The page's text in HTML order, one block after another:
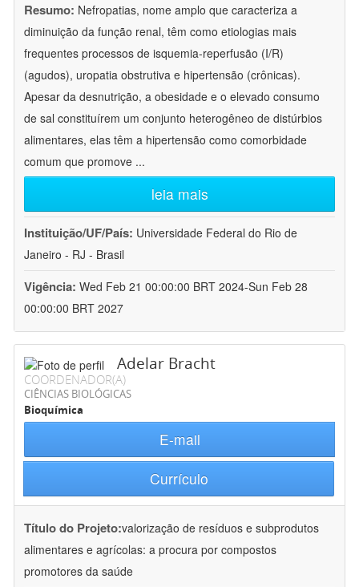
Resumo: Nefropatias, nome amplo que caracteriza a
diminuição da função renal, têm como etiologias mais
frequentes processos de isquemia-reperfusão (I/R)
(agudos), uropatia obstrutiva e hipertensão (crônicas).
Apesar da desnutrição, a obesidade e o elevado consumo
de sal constituírem um conjunto heterogêneo de distúrbios
alimentares, elas têm a hipertensão como comorbidade
comum que promove ...
leia mais
Instituição/UF/País: Universidade Federal do Rio de
Janeiro - RJ - Brasil
Vigência: Wed Feb 21 00:00:00 BRT 2024-Sun Feb 28
00:00:00 BRT 2027
Adelar Bracht
COORDENADOR(A)
CIÊNCIAS BIOLÓGICAS
Bioquímica
E-mail
Currículo
Título do Projeto:valorização de resíduos e subprodutos
alimentares e agrícolas: a procura por compostos
promotores da saúde